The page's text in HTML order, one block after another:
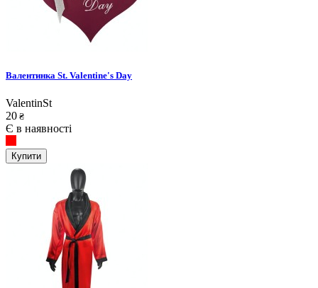
Валентинка St. Valentine's Day
ValentinSt
20 ₴
Є в наявності
Купити